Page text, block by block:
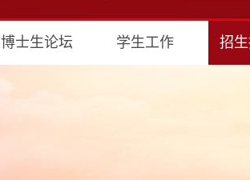
博士生论坛 学生工作 招